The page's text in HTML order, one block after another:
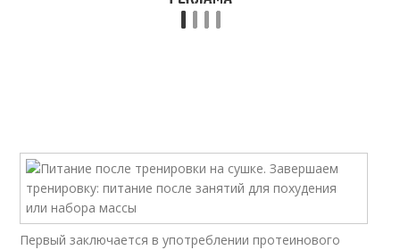
Первый заключается в употреблении протеинового